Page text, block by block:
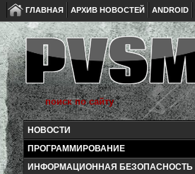
ГЛАВНАЯ АРХИВ НОВОСТЕЙ ANDROID
НОВОСТИ
ПРОГРАММИРОВАНИЕ
ИНФОРМАЦИОННАЯ БЕЗОПАСНОСТЬ